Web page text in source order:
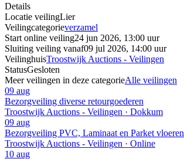
Details
Locatie veilingLier
Veilingcategorieverzamel
Start online veiling24 jun 2026, 13:00 uur
Sluiting veiling vanaf09 jul 2026, 14:00 uur
VeilinghuisTroostwijk Auctions - Veilingen
StatusGesloten
Meer veilingen in deze categorieAlle veilingen
09 aug
Bezorgveiling diverse retourgoederen
Troostwijk Auctions - Veilingen · Dokkum
09 aug
Bezorgveiling PVC, Laminaat en Parket vloeren
Troostwijk Auctions - Veilingen · Online
10 aug